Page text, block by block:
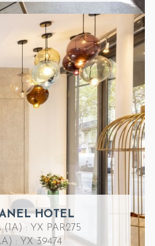
HOTEL
(1A) : YX PAR275
: YX 39474